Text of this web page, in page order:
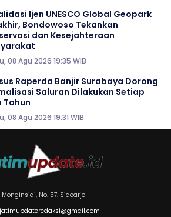
Ijen UNESCO Global Geopark
Bondowoso Tekankan
dan Kesejahteraan
08 Agu 2026 19:35 WIB
Raperda Banjir Surabaya Dorong
Saluran Dilakukan Setiap
Tahun
08 Agu 2026 19:31 WIB
Monginsidi, No. 57. Sidoarjo
jatimupdateredaksi@gmail.com